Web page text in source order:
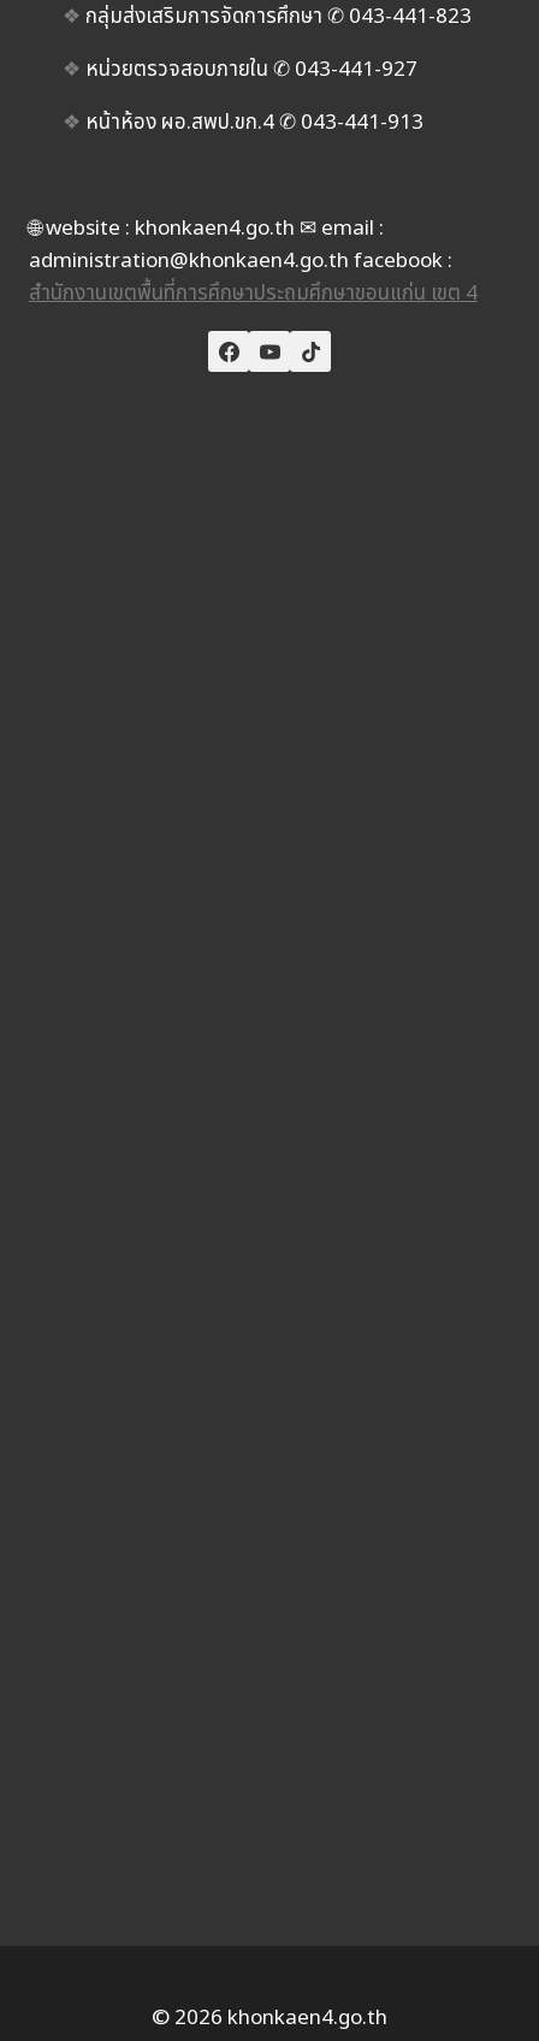
❖ กลุ่มส่งเสริมการจัดการศึกษา ✆ 043-441-823
❖ หน่วยตรวจสอบภายใน ✆ 043-441-927
❖ หน้าห้อง ผอ.สพป.ขก.4 ✆ 043-441-913
🌐 website : khonkaen4.go.th ✉ email :
administration@khonkaen4.go.th facebook :
สำนักงานเขตพื้นที่การศึกษาประถมศึกษาขอนแก่น เขต 4
© 2026 khonkaen4.go.th